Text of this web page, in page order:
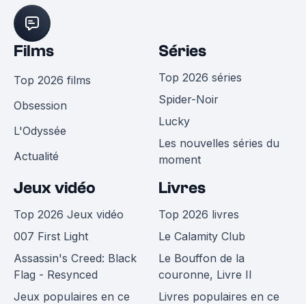
Films
Top 2026 films
Obsession
L'Odyssée
Actualité
Séries
Top 2026 séries
Spider-Noir
Lucky
Les nouvelles séries du
moment
Jeux vidéo
Top 2026 Jeux vidéo
007 First Light
Assassin's Creed: Black
Flag - Resynced
Jeux populaires en ce
Livres
Top 2026 livres
Le Calamity Club
Le Bouffon de la
couronne, Livre II
Livres populaires en ce